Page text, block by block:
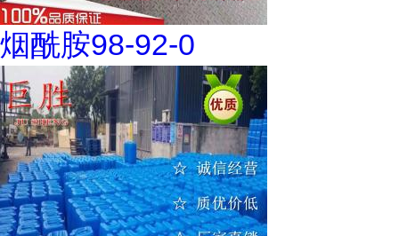
烟酰胺98-92-0